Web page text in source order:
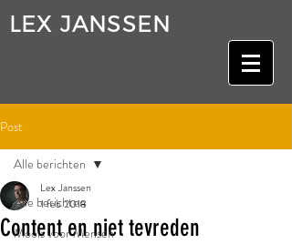
LEX JANSSEN
Post
Alle berichten
Moois voor Mensen
Alle berichten
Content en niet tevreden
Lex Janssen
1 feb 2018